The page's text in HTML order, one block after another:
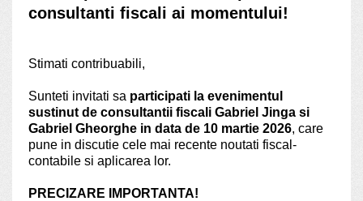
consultanti fiscali ai momentului!
Stimati contribuabili,
Sunteti invitati sa participati la evenimentul
sustinut de consultantii fiscali Gabriel Jinga si
Gabriel Gheorghe in data de 10 martie 2026, care
pune in discutie cele mai recente noutati fiscal-
contabile si aplicarea lor.
PRECIZARE IMPORTANTA!